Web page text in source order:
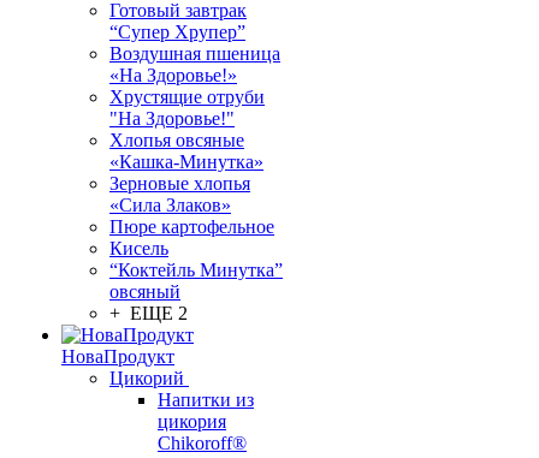
Готовый завтрак
“Супер Хрупер”
Воздушная пшеница
«На Здоровье!»
Хрустящие отруби
"На Здоровье!"
Хлопья овсяные
«Кашка-Минутка»
Зерновые хлопья
«Сила Злаков»
Пюре картофельное
Кисель
“Коктейль Минутка”
овсяный
+ ЕЩЕ 2
НоваПродукт
Цикорий
Напитки из
цикория
Chikoroff®